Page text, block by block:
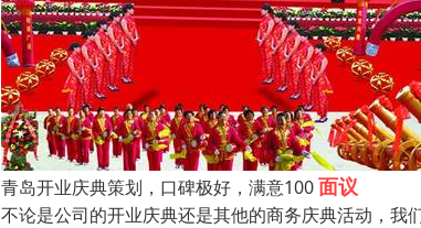
青岛开业庆典策划，口碑极好，满意100面议
不论是公司的开业庆典还是其他的商务庆典活动，